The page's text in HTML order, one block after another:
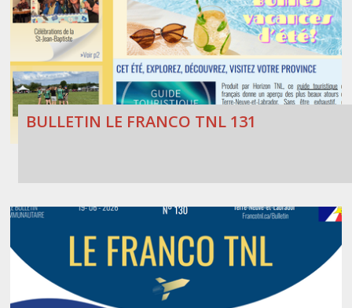
BULLETIN LE FRANCO TNL 131